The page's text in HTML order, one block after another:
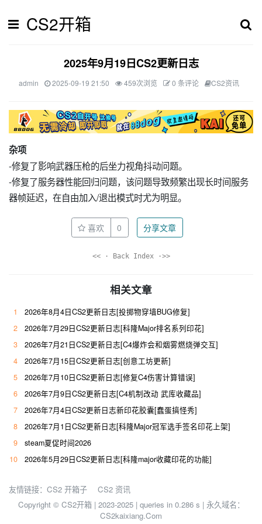
CS2开箱
2025年9月19日CS2更新日志
admin 2025-09-19 21:50 459次浏览 0 条评论 CS2资讯
杂项
-修复了影响武器压枪的后坐力视角抖动问题。
-修复了服务器性能回归问题，该问题导致频繁出现长时间服务
器帧延迟，在自由加入/退出模式时尤为明显。
喜欢 0 分享文章
<< · Back Index ·>>
相关文章
1
2026年8月4日CS2更新日志[投掷物穿墙BUG修复]
2
2026年7月29日CS2更新日志[科隆Major排名系列印花]
3
2026年7月21日CS2更新日志[C4爆炸会和烟雾燃烧弹交互]
4
2026年7月15日CS2更新日志[创意工坊更新]
5
2026年7月10日CS2更新日志[修复C4伤害计算错误]
6
2026年7月9日CS2更新日志[C4机制改动 武库收藏品]
7
2026年7月4日CS2更新日志新印花胶囊[蠢蛋搞怪秀]
8
2026年7月1日CS2更新日志[科隆Major冠军选手签名印花上架]
9
steam夏促时间2026
10
2026年5月29日CS2更新日志[科隆major收藏印花的功能]
友情链接： CS2 开箱子
CS2 资讯
Copyright © CS2开箱 | 2023-2025 | queries in 0.286 s | 永久域名：
CS2kaixiang.Com